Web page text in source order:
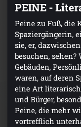
PEINE -
Peine zu Fuß, die
Spaziergängerin,
sie, er,
besuchen, sehen?
Gebäuden,
waren, auf deren
eine Art
und Bürger,
Peine, die mehr
vortrefflich